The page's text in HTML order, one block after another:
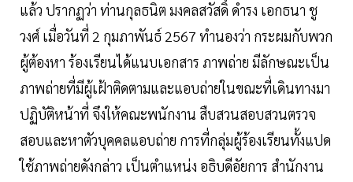
แล้ว ปรากฏว่า ท่านกุลธนิต มงคลสวัสดิ์ ดํารง เอกธนา ชู
วงศ์ เมื่อวันที่ 2 กุมภาพันธ์ 2567 ทํานองว่า กระผมกับพวก
ผู้ต้องหา ร้องเรียนได้แนบเอกสาร ภาพถ่าย มีลักษณะเป็น
ภาพถ่ายที่มีผู้เฝ้าติดตามและแอบถ่ายในขณะที่เดินทางมา
ปฏิบัติหน้าที่ จึงให้คณะพนักงาน สืบสวนสอบสวนตรวจ
สอบและหาตัวบุคคลแอบถ่าย การที่กลุ่มผู้ร้องเรียนทั้งแปด
ใช้ภาพถ่ายดังกล่าว เป็นตําแหน่ง อธิบดีอัยการ สํานักงาน